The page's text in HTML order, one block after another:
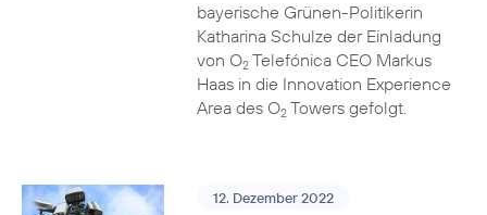
bayerische Grünen-Politikerin
Katharina Schulze der Einladung
von O2Telefónica CEO Markus
Haas in die Innovation Experience
Area des O2Towers gefolgt.
12. Dezember 2022